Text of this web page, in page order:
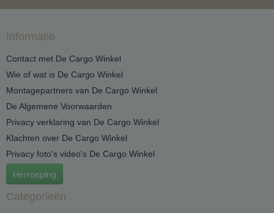
Informatie
Contact met De Cargo Winkel
Wie of wat is De Cargo Winkel
Montagepartners van De Cargo Winkel
De Algemene Voorwaarden
Privacy verklaring van De Cargo Winkel
Klachten over De Cargo Winkel
Privacy foto's video's De Cargo Winkel
Herroeping
Categorieën